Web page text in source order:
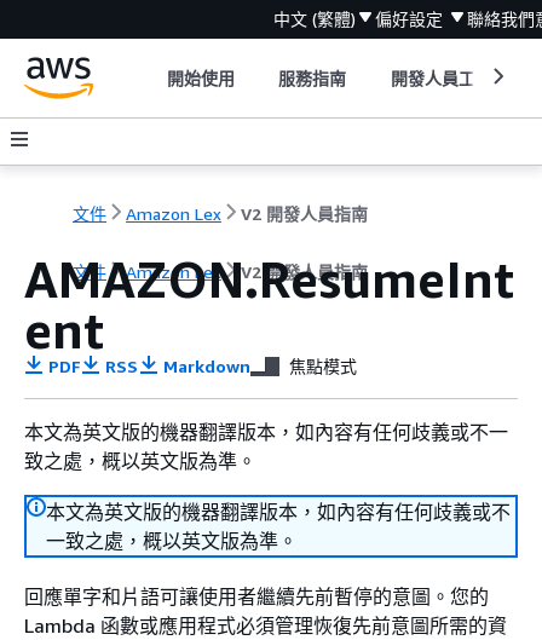
中文 (繁體) 偏好設定 聯絡我們
開始使用 服務指南 開發人員工具
文件 Amazon Lex V2 開發人員指南
文件 Amazon Lex V2 開發人員指南
AMAZON.ResumeInt
ent
PDF RSS Markdown 焦點模式
本文為英文版的機器翻譯版本，如內容有任何歧義或不一
致之處，概以英文版為準。
本文為英文版的機器翻譯版本，如內容有任何歧義或不
一致之處，概以英文版為準。
回應單字和片語可讓使用者繼續先前暫停的意圖。您的
Lambda 函數或應用程式必須管理恢復先前意圖所需的資